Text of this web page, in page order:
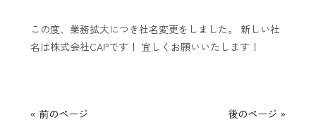
この度、業務拡大につき社名変更をしました。 新しい社
名は株式会社CAPです！ 宜しくお願いいたします！
« 前のページ 後のページ »